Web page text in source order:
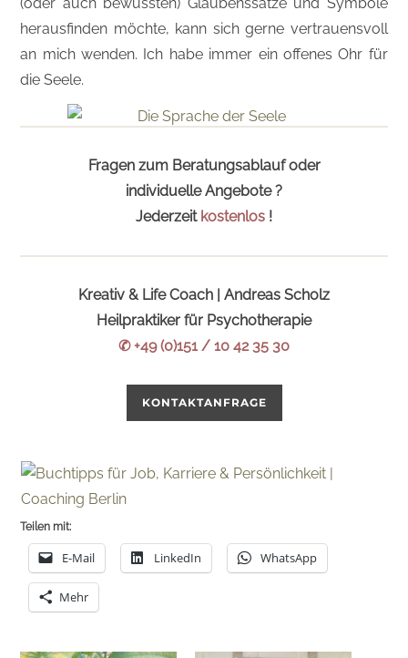
herausfinden möchte, kann sich gerne vertrauensvoll
an mich wenden. Ich habe immer ein offenes Ohr für
die Seele.
Fragen zum Beratungsablauf oder
individuelle Angebote ?
Jederzeit kostenlos !
Kreativ & Life Coach | Andreas Scholz
Heilpraktiker für Psychotherapie
✆ +49 (0)151 / 10 42 35 30
KONTAKTANFRAGE
Teilen mit:
E-Mail LinkedIn WhatsApp
Mehr